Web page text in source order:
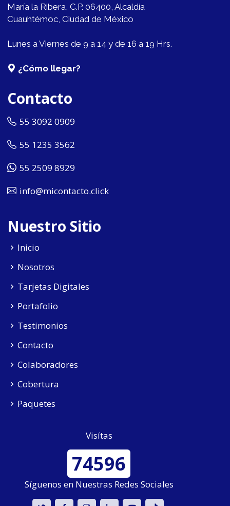
María la Ribera, C.P. 06400, Alcaldía
Cuauhtémoc, Ciudad de México
Lunes a Viernes de 9 a 14 y de 16 a 19 Hrs.
¿Cómo llegar?
Contacto
55 3092 0909
55 1235 3562
55 2509 8929
info@micontacto.click
Nuestro Sitio
Inicio
Nosotros
Tarjetas Digitales
Portafolio
Testimonios
Contacto
Colaboradores
Cobertura
Paquetes
Visítas
74596
Síguenos en Nuestras Redes Sociales